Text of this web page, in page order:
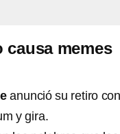
causa memes
anunció su retiro
y gira.